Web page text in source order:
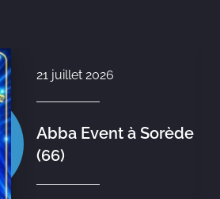
21 juillet 2026
Abba Event à Sorède
(66)